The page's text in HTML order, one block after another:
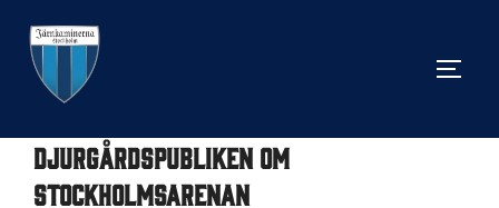
innehåll
Djurgårdspubliken om
Stockholmsarenan